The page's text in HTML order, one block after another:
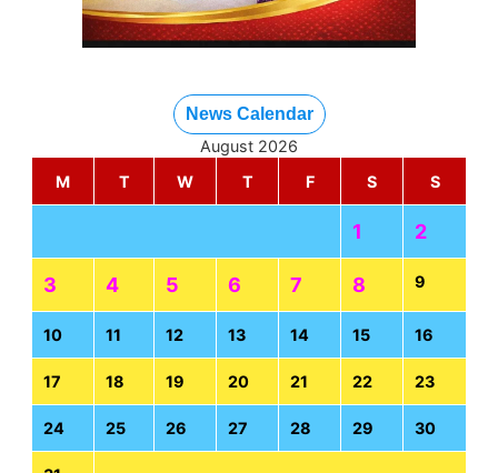
News Calendar
August 2026
M
T W T F S S
1 2
3 4 5 6 7 8 9
10 11 12 13 14 15 16
17 18 19 20 21 22 23
24 25 26 27 28 29 30